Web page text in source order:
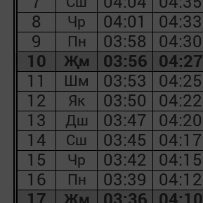
8
Чр 04:01 04:33
9
Пн 03:58 04:30
10
Җм 03:56 04:27
11
Шм 03:53 04:25
12
Як 03:50 04:22
13
Дш 03:47 04:20
14
Сш 03:45 04:17
15
Чр 03:42 04:15
16
Пн 03:39 04:12
Җм